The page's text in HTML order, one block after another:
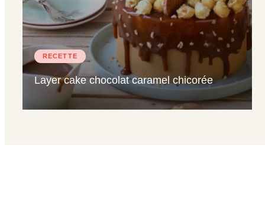
RECETTE
Layer cake chocolat caramel chicorée